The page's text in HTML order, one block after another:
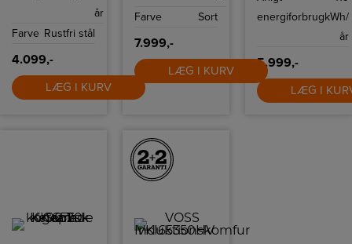
år
Farve Rustfri stål
4.099,-
LÆG I KURV
Farve
Sort
7.999,-
LÆG I KURV
energiforbrugkWh/
år
5.999,-
LÆG I